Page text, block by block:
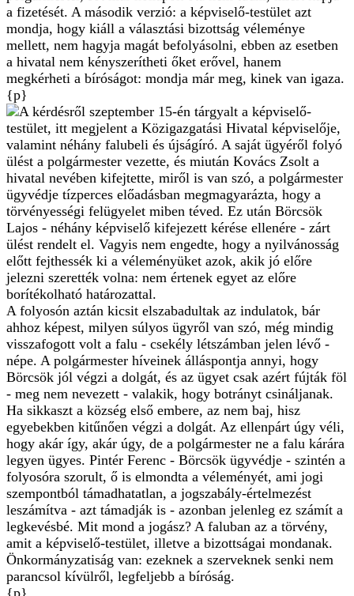
a fizetését. A második verzió: a képviselő-testület azt
mondja, hogy kiáll a választási bizottság véleménye
mellett, nem hagyja magát befolyásolni, ebben az esetben
a hivatal nem kényszerítheti őket erővel, hanem
megkérheti a bíróságot: mondja már meg, kinek van igaza.
{p}
A kérdésről szeptember 15-én tárgyalt a képviselő-
testület, itt megjelent a Közigazgatási Hivatal képviselője,
valamint néhány falubeli és újságíró. A saját ügyéről folyó
ülést a polgármester vezette, és miután Kovács Zsolt a
hivatal nevében kifejtette, miről is van szó, a polgármester
ügyvédje tízperces előadásban megmagyarázta, hogy a
törvényességi felügyelet miben téved. Ez után Börcsök
Lajos - néhány képviselő kifejezett kérése ellenére - zárt
ülést rendelt el. Vagyis nem engedte, hogy a nyilvánosság
előtt fejthessék ki a véleményüket azok, akik jó előre
jelezni szerették volna: nem értenek egyet az előre
borítékolható határozattal.
A folyosón aztán kicsit elszabadultak az indulatok, bár
ahhoz képest, milyen súlyos ügyről van szó, még mindig
visszafogott volt a falu - csekély létszámban jelen lévő -
népe. A polgármester híveinek álláspontja annyi, hogy
Börcsök jól végzi a dolgát, és az ügyet csak azért fújták föl
- meg nem nevezett - valakik, hogy botrányt csináljanak.
Ha sikkaszt a község első embere, az nem baj, hisz
egyebekben kitűnően végzi a dolgát. Az ellenpárt úgy véli,
hogy akár így, akár úgy, de a polgármester ne a falu kárára
legyen ügyes. Pintér Ferenc - Börcsök ügyvédje - szintén a
folyosóra szorult, ő is elmondta a véleményét, ami jogi
szempontból támadhatatlan, a jogszabály-értelmezést
leszámítva - azt támadják is - azonban jelenleg ez számít a
legkevésbé. Mit mond a jogász? A faluban az a törvény,
amit a képviselő-testület, illetve a bizottságai mondanak.
Önkormányzatiság van: ezeknek a szerveknek senki nem
parancsol kívülről, legfeljebb a bíróság.
{p}